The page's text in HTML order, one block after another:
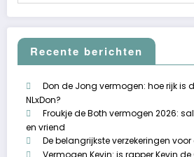
Recente berichten
Don de Jong vermogen: hoe rijk is
NLxDon?
Froukje de Both vermogen 2026:
en vriend
De belangrijkste verzekeringen
Vermogen Kevin: is rapper Kevin